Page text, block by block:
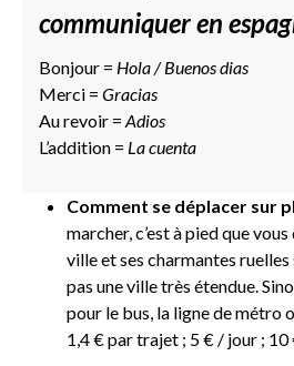
communiquer en
Bonjour = Hola / Buenos dias
Merci = Gracias
Au revoir = Adios
L’addition = La cuenta
Comment se déplacer sur
marcher, c’est à pied que
ville et ses charmantes ruelles
pas une ville très étendue.
pour le bus, la ligne de métro
1,4 € par trajet ; 5 € / jour ; 10